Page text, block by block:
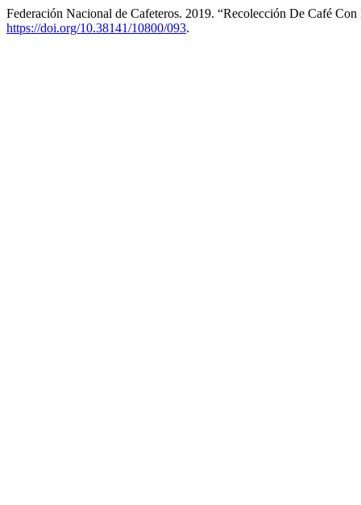
Federación Nacional de Cafeteros. 2019. “Recolección De Café
https://doi.org/10.38141/10800/093.